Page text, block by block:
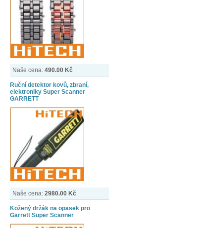
Naše cena: 490.00 Kč
Ruční detektor kovů, zbraní,
elektroniky Super Scanner
GARRETT
Naše cena: 2980.00 Kč
Kožený držák na opasek pro
Garrett Super Scanner